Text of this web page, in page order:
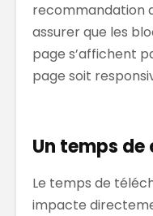
recommandation
assurer que les
page s’affichent
page soit
Un temps
Le temps de
impacte